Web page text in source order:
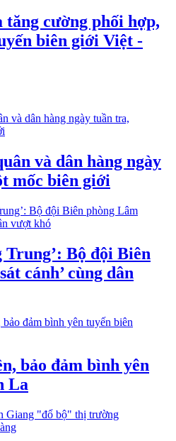
tăng cường phối hợp,
biên giới Việt -
và dân hàng ngày
mốc biên giới
Trung’: Bộ đội Biên
cánh’ cùng dân
bảo đảm bình yên
La